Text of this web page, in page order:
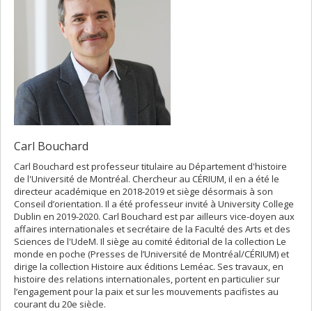
Carl Bouchard
Carl Bouchard est professeur titulaire au Département d'histoire
de l'Université de Montréal. Chercheur au CÉRIUM, il en a été le
directeur académique en 2018-2019 et siège désormais à son
Conseil d’orientation. Il a été professeur invité à University College
Dublin en 2019-2020. Carl Bouchard est par ailleurs vice-doyen aux
affaires internationales et secrétaire de la Faculté des Arts et des
Sciences de l'UdeM. Il siège au comité éditorial de la collection Le
monde en poche (Presses de l’Université de Montréal/CÉRIUM) et
dirige la collection Histoire aux éditions Leméac. Ses travaux, en
histoire des relations internationales, portent en particulier sur
l’engagement pour la paix et sur les mouvements pacifistes au
courant du 20e siècle.